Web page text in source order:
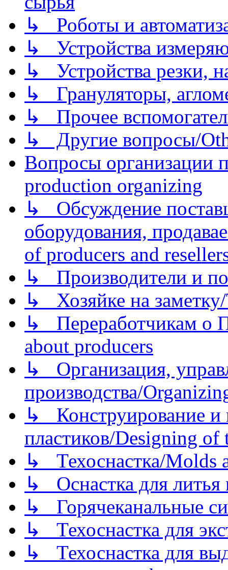
↳ Роботы и
↳ Устройства
↳ Устройства резки,
↳ Грануляторы,
↳ Прочее
↳ Другие вопросы/
Вопросы организации
production organizing
↳ Обсуждение
оборудования,
of producers and
↳ Производители и
↳ Хозяйке на
↳ Переработчикам о
about producers
↳ Организация,
производства/
↳ Конструирование и
пластиков/Designing of
↳ Техоснастка/Molds
↳ Оснастка для литья
↳ Горячеканальные
↳ Техоснастка для
↳ Техоснастка для